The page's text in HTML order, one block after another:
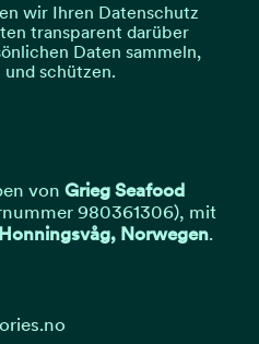
wir Ihren Datenschutz
transparent darüber
Daten sammeln,
schützen.
von Grieg Seafood
980361306), mit
Norwegen.